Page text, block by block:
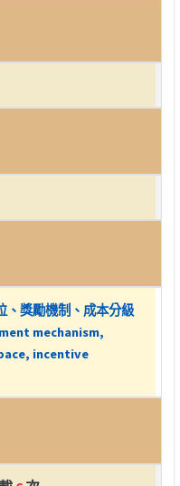
、獎勵機制、成本分級
mechanism,
incentive